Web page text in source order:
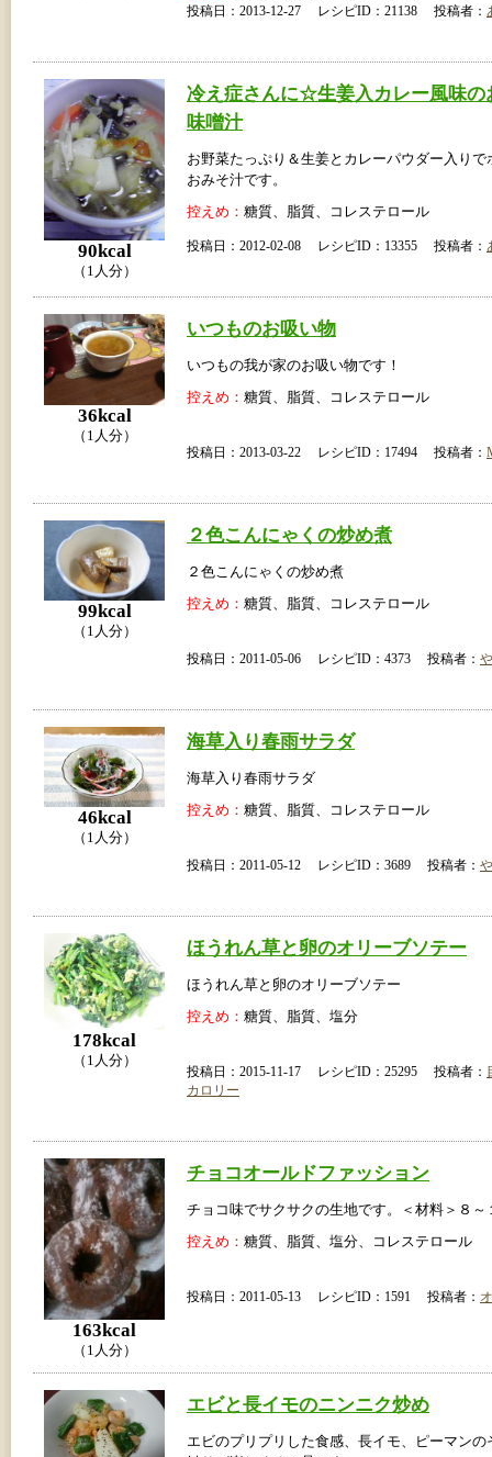
投稿日：2013-12-27 レシピID：21138 投稿者：
90kcal
（1人分）
冷え症さんに☆生姜入カレー風味の
味噌汁
お野菜たっぷり＆生姜とカレーパウダー入りで
おみそ汁です。
控えめ： 糖質、脂質、コレステロール
投稿日：2012-02-08 レシピID：13355 投稿者：
36kcal
（1人分）
いつものお吸い物
いつもの我が家のお吸い物です！
控えめ： 糖質、脂質、コレステロール
投稿日：2013-03-22 レシピID：17494 投稿者：
99kcal
（1人分）
２色こんにゃくの炒め煮
２色こんにゃくの炒め煮
控えめ： 糖質、脂質、コレステロール
投稿日：2011-05-06 レシピID：4373 投稿者：
46kcal
（1人分）
海草入り春雨サラダ
海草入り春雨サラダ
控えめ： 糖質、脂質、コレステロール
投稿日：2011-05-12 レシピID：3689 投稿者：
178kcal
（1人分）
ほうれん草と卵のオリーブソテー
ほうれん草と卵のオリーブソテー
控えめ： 糖質、脂質、塩分
投稿日：2015-11-17 レシピID：25295 投稿者：
カロリー
163kcal
（1人分）
チョコオールドファッション
チョコ味でサクサクの生地です。＜材料＞８～
控えめ： 糖質、脂質、塩分、コレステロール
投稿日：2011-05-13 レシピID：1591 投稿者：
エビと長イモのニンニク炒め
エビのプリプリした食感、長イモ、ピーマンの